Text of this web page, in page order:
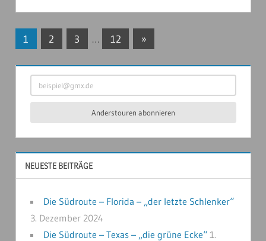
Seitennummerierung
der
Beiträge
1 2 3 … 12
Nächste
»
beispiel@gmx.de
Anderstouren abonnieren
NEUESTE BEITRÄGE
Die Südroute – Florida – „der letzte Schlenker“
3. Dezember 2024
Die Südroute – Texas – „die grüne Ecke“ 1.